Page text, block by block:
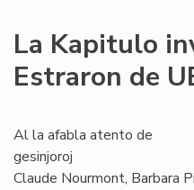
La Kapitulo
Estraron de
Al la afabla atento de
gesinjoroj
Claude Nourmont, Barbara